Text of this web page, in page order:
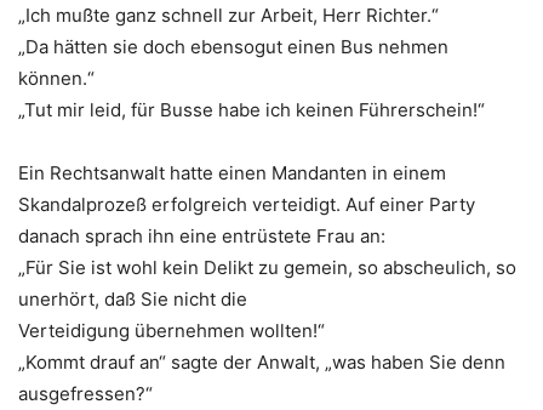
„Ich mußte ganz schnell zur Arbeit, Herr Richter.“
„Da hätten sie doch ebensogut einen Bus nehmen
können.“
„Tut mir leid, für Busse habe ich keinen Führerschein!“
Ein Rechtsanwalt hatte einen Mandanten in einem
Skandalprozeß erfolgreich verteidigt. Auf einer Party
danach sprach ihn eine entrüstete Frau an:
„Für Sie ist wohl kein Delikt zu gemein, so abscheulich, so
unerhört, daß Sie nicht die
Verteidigung übernehmen wollten!“
„Kommt drauf an“ sagte der Anwalt, „was haben Sie denn
ausgefressen?“